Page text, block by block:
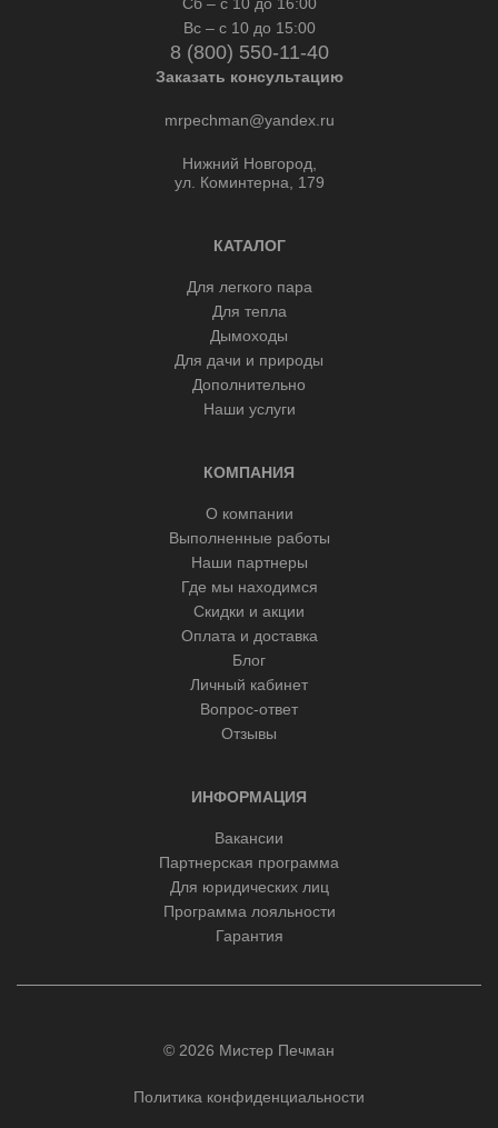
Вс – с 10 до 15:00
8 (800) 550-11-40
Заказать консультацию
mrpechman@yandex.ru
Нижний Новгород,
ул. Коминтерна, 179
КАТАЛОГ
Для легкого пара
Для тепла
Дымоходы
Для дачи и природы
Дополнительно
Наши услуги
КОМПАНИЯ
О компании
Выполненные работы
Наши партнеры
Где мы находимся
Скидки и акции
Оплата и доставка
Блог
Личный кабинет
Вопрос-ответ
Отзывы
ИНФОРМАЦИЯ
Вакансии
Партнерская программа
Для юридических лиц
Программа лояльности
Гарантия
© 2026 Мистер Печман
Политика конфиденциальности